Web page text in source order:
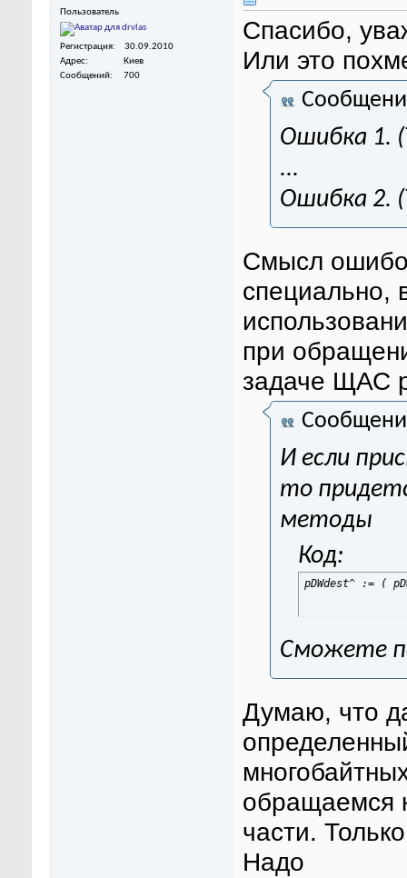
Пользователь
Регистрация
30.09.2010
Адрес
Киев
Сообщений
700
Спасибо,
Или это
Ошибка 1.
...
Ошибка 2.
Смысл
специально,
при
задаче ЩАС
И если
то
методы
Код:
pDWdest^ := (
Сможете
Думаю, что
обращаемся
части.
Надо